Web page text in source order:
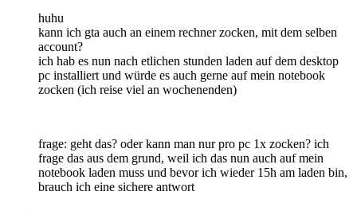
huhu
kann ich gta auch an einem rechner zocken, mit dem selben
account?
ich hab es nun nach etlichen stunden laden auf dem desktop
pc installiert und würde es auch gerne auf mein notebook
zocken (ich reise viel an wochenenden)
frage: geht das? oder kann man nur pro pc 1x zocken? ich
frage das aus dem grund, weil ich das nun auch auf mein
notebook laden muss und bevor ich wieder 15h am laden bin,
brauch ich eine sichere antwort